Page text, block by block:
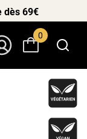
dès 69€
0